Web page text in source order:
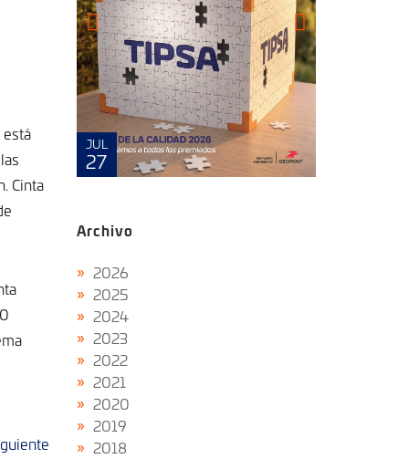
Cinta
JUL
27
Archivo
2026
2025
2024
2023
2022
2021
2020
2019
2018